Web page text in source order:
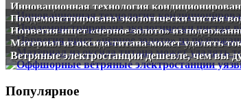
Инновационная технология
Продемонстрирована экологически чистая
Норвегия ищет «черное золото» из
Материал из оксида титана может удалять
Ветряные электростанции дешевле, чем вы
Популярное